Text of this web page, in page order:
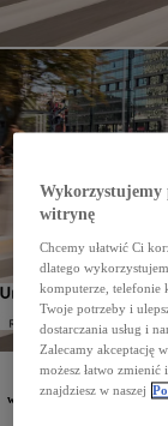
Każda podróż, zwłaszcza ta
Toyota od lat angażuje się
wprowadziła najnowsze
Wykorzystujemy
witrynę
Chcemy ułatwić Ci
dlatego
komputerze, telefonie
Twoje potrzeby i
dostarczania usług i
Zalecamy akceptację
możesz łatwo zmienić
znajdziesz w naszej